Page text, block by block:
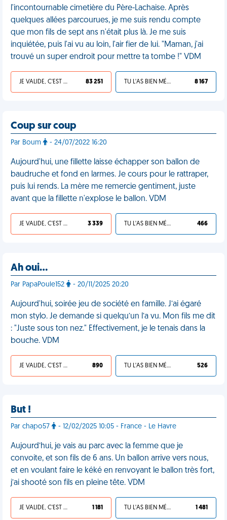
l'incontournable cimetière du Père-Lachaise. Après
quelques allées parcourues, je me suis rendu compte
que mon fils de sept ans n'était plus là. Je me suis
inquiétée, puis l'ai vu au loin, l'air fier de lui. "Maman, j'ai
trouvé un super endroit pour mettre ta tombe !" VDM
JE VALIDE, C'EST UNE VDM 83 251 TU L'AS BIEN MÉRITÉ 8 167
Coup sur coup
Par Boum - 24/07/2022 16:20
Aujourd'hui, une fillette laisse échapper son ballon de
baudruche et fond en larmes. Je cours pour le rattraper,
puis lui rends. La mère me remercie gentiment, juste
avant que la fillette n'explose le ballon. VDM
JE VALIDE, C'EST UNE VDM 3 339 TU L'AS BIEN MÉRITÉ 466
Ah oui…
Par PapaPoule152 - 20/11/2025 20:20
Aujourd'hui, soirée jeu de société en famille. J’ai égaré
mon stylo. Je demande si quelqu’un l’a vu. Mon fils me dit
: "Juste sous ton nez." Effectivement, je le tenais dans la
bouche. VDM
JE VALIDE, C'EST UNE VDM 890 TU L'AS BIEN MÉRITÉ 526
But !
Par chapo57 - 12/02/2025 10:05 - France - Le Havre
Aujourd’hui, je vais au parc avec la femme que je
convoite, et son fils de 6 ans. Un ballon arrive vers nous,
et en voulant faire le kéké en renvoyant le ballon très fort,
j’ai shooté son fils en pleine tête. VDM
JE VALIDE, C'EST UNE VDM 1 181 TU L'AS BIEN MÉRITÉ 1 481